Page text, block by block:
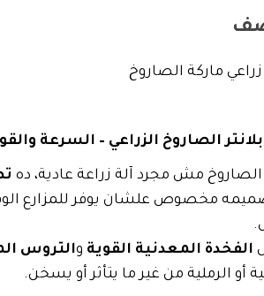
زراعي ماركة الصاروخ
بلانتر الصاروخ الزراعي – السرعة
الصاروخ مش مجرد آلة زراعة عادية، ده
مخصوص علشان يوفر للمزارع
الفخدة المعدنية القوية والتروس
أو الرملية من غير ما يتأثر أو يسخن.